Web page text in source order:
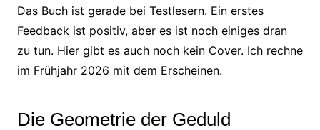
Das Buch ist gerade bei Testlesern. Ein erstes
Feedback ist positiv, aber es ist noch einiges dran
zu tun. Hier gibt es auch noch kein Cover. Ich rechne
im Frühjahr 2026 mit dem Erscheinen.
Die Geometrie der Geduld